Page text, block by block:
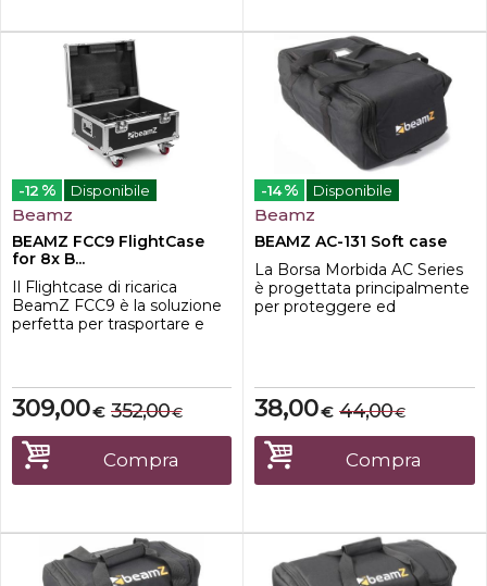
-12 % Disponibile
Beamz
BEAMZ FCC9 FlightCase
for 8x B...
Il Flightcase di ricarica
BeamZ FCC9 è la soluzione
perfetta per trasportare e
Questa custodia resistente e
scorrevole con maniglie è la
soluzione perfetta per luso
mobile. Quando lo
spettacolo è fin...
€
309,00 €
352,00
Compra
-14 % Disponibile
Beamz
BEAMZ AC-131 Soft case
La Borsa Morbida AC Series
è progettata principalmente
per proteggere ed
varietà di dispositivi
interni e di attrezzi da
rimuovere rapidamente e
facilmente. Si adatta anche
ad altri ...
€
38,00 €
44,00
Compra